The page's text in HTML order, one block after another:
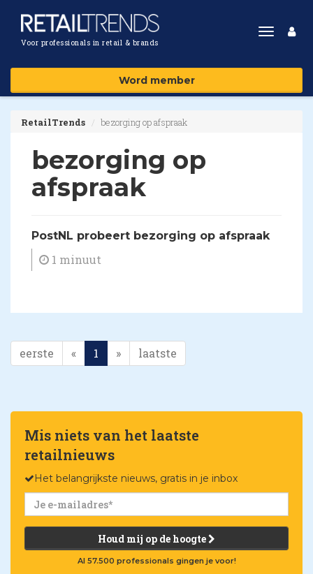
Voor professionals in retail & brands
Toggle
Word member
RetailTrends bezorging op afspraak
bezorging op
afspraak
​PostNL probeert bezorging op afspraak
1 minuut
eerste « 1 » laatste
Mis niets van het laatste
retailnieuws
Het belangrijkste nieuws, gratis in je inbox
Houd mij op de hoogte
Al 57.500 professionals gingen je voor!